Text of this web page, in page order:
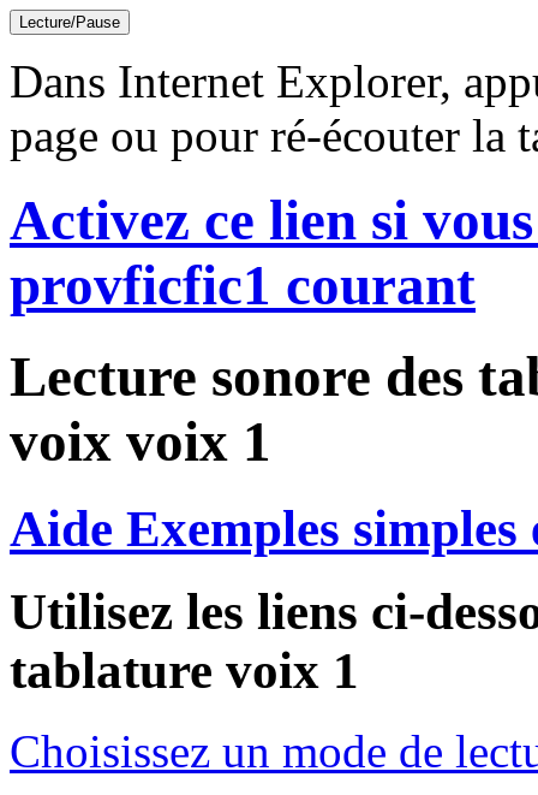
Lecture/Pause
Dans Internet Explorer,
page ou pour ré-écouter la
Activez ce lien si
provficfic1 courant
Lecture sonore des
voix voix 1
Aide Exemples
Utilisez les liens ci-
tablature voix 1
Choisissez un mode de